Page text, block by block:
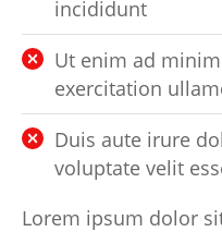
incididunt
Ut enim ad
exercitation
Duis aute irure
voluptate velit
Lorem ipsum dolor